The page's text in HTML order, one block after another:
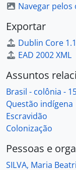
Navegar
Exportar
Dublin Core
EAD 2002 XML
Assuntos
Brasil - colônia -
Questão indígena
Escravidão
Colonização
Pessoas e
SILVA, Maria